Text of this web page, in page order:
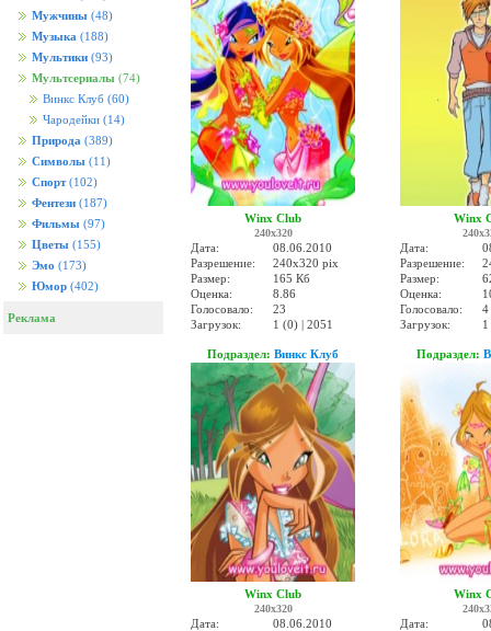
Мужчины (48)
Музыка (188)
Мультики (93)
Мультсериалы (74)
Винкс Клуб (60)
Чародейки (14)
Природа (389)
Символы (11)
Спорт (102)
Фентези (187)
Фильмы (97)
Цветы (155)
Эмо (173)
Юмор (402)
Реклама
Winx Club
240x320
Дата:
08.06.2010
Разрешение:
240x320 pix
Размер:
165 Кб
Оценка:
8.86
Голосовало:
23
Загрузок:
1 (0) | 2051
Winx
Дата:
Разрешение:
Размер:
Оценка:
Голосовало:
4
Загрузок:
Подраздел: Винкс Клуб
Winx Club
240x320
Дата:
08.06.2010
Подраздел:
Winx
Дата: